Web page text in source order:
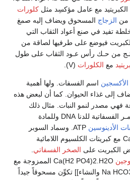
مع عامل مؤكسِد مثل كلورات
الزجاج المسحوق ويضاف إليه صمغ
تفيد في صنع أعواد الثقاب التي
فيوضع على طرفيها لصاقة من
من حـك رأس عـود الثقاب على طول
مع الكلورات (V).
الأكسجين اسم الفسفات. ولها أهمية
إلى غذاء الحيوان. كما أن لبعض هذه
فهي مصدر لنمو النبات. مثال ذلك
يستعمل الفسفور في بناء الزمـر الفسفاتية للدنا DNA وللمادة
الأدينوسين
ATP. وسماد السوبر
فسفات هو مزيج Ca(H2PO4)2 مع كبريتات الكلسيوم اللامائية
الصخر الفسفاتي
Na HCO3 والنشاء]] تكوِّن مسحوقاً جيداً